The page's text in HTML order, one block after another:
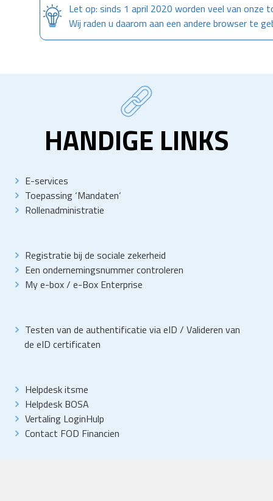
Let op: sinds 1 april 2020 worden veel van onze
Wij raden u daarom aan een andere browser te
HANDIGE LINKS
E-services
Toepassing ‘Mandaten‘
Rollenadministratie
Registratie bij de sociale zekerheid
Een ondernemingsnummer controleren
My e-box/ e-Box Enterprise
Testen van de authentificatie via eID / Valideren van
de eID certificaten
Helpdesk itsme
Helpdesk BOSA
Vertaling LoginHulp
Contact FOD Financien